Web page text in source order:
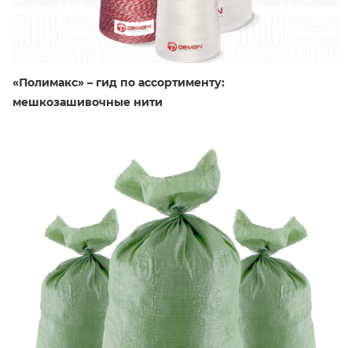
«Полимакс» – гид по ассортименту:
мешкозашивочные нити